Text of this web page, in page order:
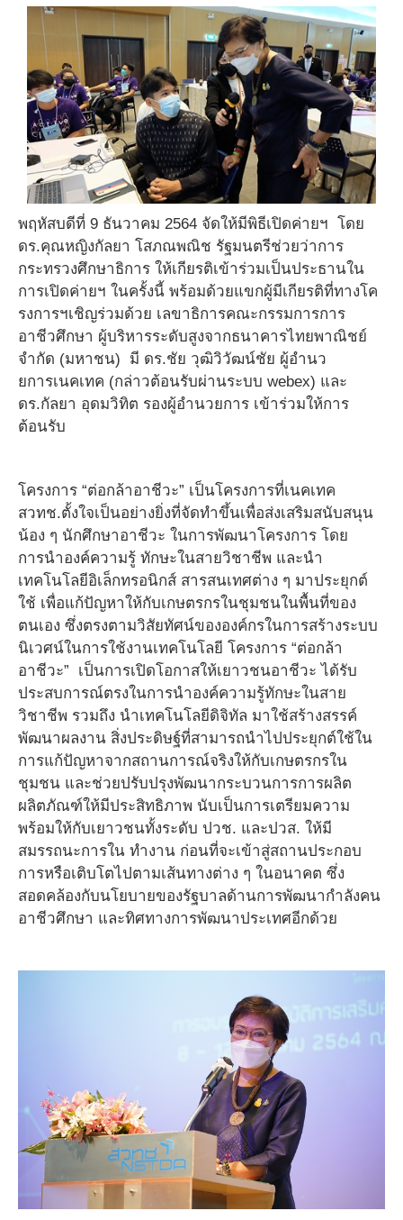
พฤหัสบดีที่ 9 ธันวาคม 2564 จัดให้มีพิธีเปิดค่ายฯ โดย
ดร.คุณหญิงกัลยา โสภณพณิช รัฐมนตรีช่วยว่าการ
กระทรวงศึกษาธิการ ให้เกียรติเข้าร่วมเป็นประธานใน
การเปิดค่ายฯ ในครั้งนี้ พร้อมด้วยแขกผู้มีเกียรติที่ทางโค
รงการฯเชิญร่วมด้วย เลขาธิการคณะกรรมการการ
อาชีวศึกษา ผู้บริหารระดับสูงจากธนาคารไทยพาณิชย์
จำกัด (มหาชน) มี ดร.ชัย วุฒิวิวัฒน์ชัย ผู้อำนว
ยการเนคเทค (กล่าวต้อนรับผ่านระบบ webex) และ
ดร.กัลยา อุดมวิทิต รองผู้อำนวยการ เข้าร่วมให้การ
ต้อนรับ
โครงการ “ต่อกล้าอาชีวะ” เป็นโครงการที่เนคเทค
สวทช.ตั้งใจเป็นอย่างยิ่งที่จัดทำขึ้นเพื่อส่งเสริมสนับสนุน
น้อง ๆ นักศึกษาอาชีวะ ในการพัฒนาโครงการ โดย
การนำองค์ความรู้ ทักษะในสายวิชาชีพ และนำ
เทคโนโลยีอิเล็กทรอนิกส์ สารสนเทศต่าง ๆ มาประยุกต์
ใช้ เพื่อแก้ปัญหาให้กับเกษตรกรในชุมชนในพื้นที่ของ
ตนเอง ซึ่งตรงตามวิสัยทัศน์ขององค์กรในการสร้างระบบ
นิเวศน์ในการใช้งานเทคโนโลยี โครงการ “ต่อกล้า
อาชีวะ” เป็นการเปิดโอกาสให้เยาวชนอาชีวะ ได้รับ
ประสบการณ์ตรงในการนําองค์ความรู้ทักษะในสาย
วิชาชีพ รวมถึง นําเทคโนโลยีดิจิทัล มาใช้สร้างสรรค์
พัฒนาผลงาน สิ่งประดิษฐ์ที่สามารถนําไปประยุกต์ใช้ใน
การแก้ปัญหาจากสถานการณ์จริงให้กับเกษตรกรใน
ชุมชน และช่วยปรับปรุงพัฒนากระบวนการการผลิต
ผลิตภัณฑ์ให้มีประสิทธิภาพ นับเป็นการเตรียมความ
พร้อมให้กับเยาวชนทั้งระดับ ปวช. และปวส. ให้มี
สมรรถนะการใน ทำงาน ก่อนที่จะเข้าสู่สถานประกอบ
การหรือเติบโตไปตามเส้นทางต่าง ๆ ในอนาคต ซึ่ง
สอดคล้องกับนโยบายของรัฐบาลด้านการพัฒนากําลังคน
อาชีวศึกษา และทิศทางการพัฒนาประเทศอีกด้วย